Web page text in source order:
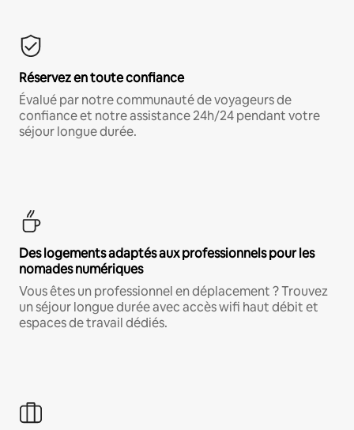
Réservez en toute confiance
Évalué par notre communauté de voyageurs de
confiance et notre assistance 24h/24 pendant votre
séjour longue durée.
Des logements adaptés aux professionnels pour les
nomades numériques
Vous êtes un professionnel en déplacement ? Trouvez
un séjour longue durée avec accès wifi haut débit et
espaces de travail dédiés.